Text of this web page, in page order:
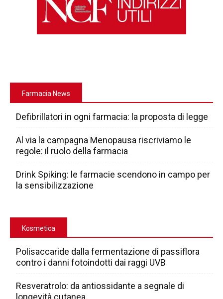
Farmacia News
Defibrillatori in ogni farmacia: la proposta di legge
Al via la campagna Menopausa riscriviamo le
regole: il ruolo della farmacia
Drink Spiking: le farmacie scendono in campo per
la sensibilizzazione
Kosmetica
Polisaccaride dalla fermentazione di passiflora
contro i danni fotoindotti dai raggi UVB
Resveratrolo: da antiossidante a segnale di
longevità cutanea